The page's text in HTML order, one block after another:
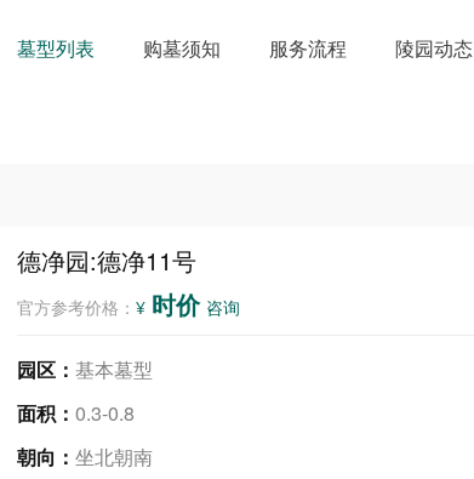
墓型列表 购墓须知 服务流程 陵园动态
德净园:德净11号
官方参考价格： ¥ 时价 咨询
园区： 基本墓型
面积： 0.3-0.8
朝向： 坐北朝南